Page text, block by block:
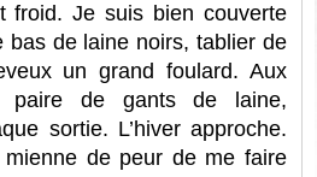
froid. Je suis bien couverte
bas de laine noirs, tablier de
un grand foulard. Aux
paire de gants de laine,
sortie. L’hiver approche.
mienne de peur de me faire